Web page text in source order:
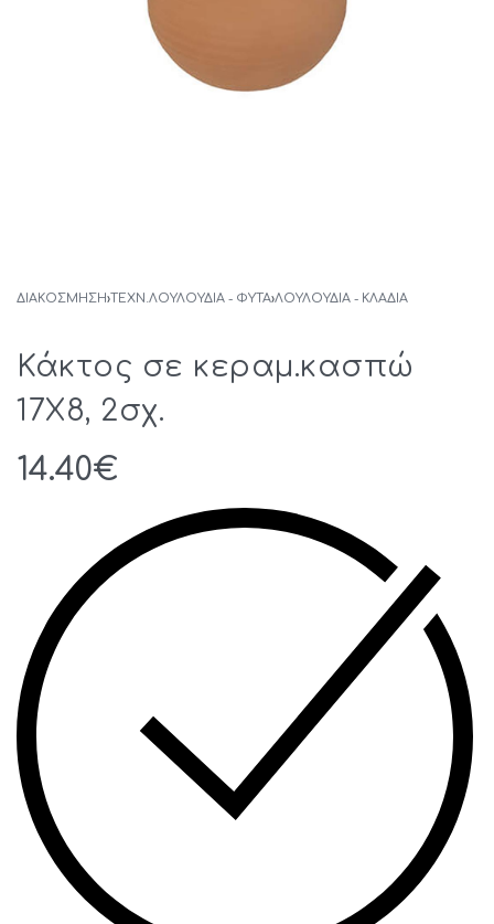
ΔΙΑΚΟΣΜΗΣΗ› ΤΕΧΝ.ΛΟΥΛΟΥΔΙΑ - ΦΥΤΑ›ΛΟΥΛΟΎΔΙΑ - ΚΛΑΔΙΆ
Κάκτος σε κεραμ.κασπώ
17Χ8, 2σχ.
14.40€